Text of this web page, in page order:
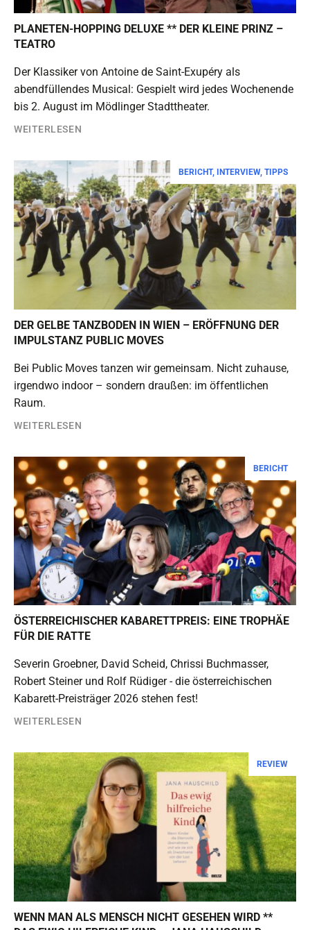
PLANETEN-HOPPING DELUXE ** DER KLEINE PRINZ –
TEATRO
Der Klassiker von Antoine de Saint-Exupéry als
abendfüllendes Musical: Gespielt wird jedes Wochenende
bis 2. August im Mödlinger Stadttheater.
WEITERLESEN
BERICHT, INTERVIEW, TIPPS
DER GELBE TANZBODEN IN WIEN – ERÖFFNUNG DER
IMPULSTANZ PUBLIC MOVES
Bei Public Moves tanzen wir gemeinsam. Nicht zuhause,
irgendwo indoor – sondern draußen: im öffentlichen
Raum.
WEITERLESEN
BERICHT
ÖSTERREICHISCHER KABARETTPREIS: EINE TROPHÄE
FÜR DIE RATTE
Severin Groebner, David Scheid, Chrissi Buchmasser,
Robert Steiner und Rolf Rüdiger - die österreichischen
Kabarett-Preisträger 2026 stehen fest!
WEITERLESEN
REVIEW
WENN MAN ALS MENSCH NICHT GESEHEN WIRD **